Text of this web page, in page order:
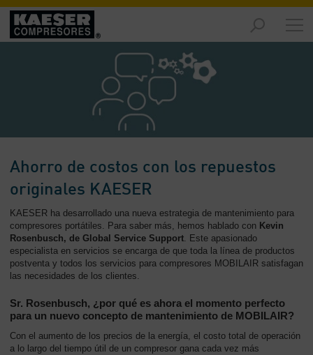
Productos
Contenido
Recursos
aire
comprimido
-
Contenido
Kaeser
-
Contenido
Ahorro de costos con los repuestos
originales KAESER
KAESER ha desarrollado una nueva estrategia de mantenimiento para
compresores portátiles. Para saber más, hemos hablado con Kevin
Rosenbusch, de Global Service Support. Este apasionado
especialista en servicios se encarga de que toda la línea de productos
postventa y todos los servicios para compresores MOBILAIR satisfagan
las necesidades de los clientes.
Sr. Rosenbusch, ¿por qué es ahora el momento perfecto
para un nuevo concepto de mantenimiento de MOBILAIR?
Con el aumento de los precios de la energía, el costo total de operación
a lo largo del tiempo útil de un compresor gana cada vez más